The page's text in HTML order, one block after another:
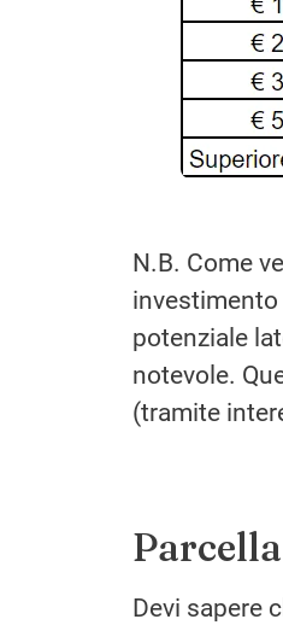
N.B. Come
potenziale
notevole.
(tramite
Devi sapere